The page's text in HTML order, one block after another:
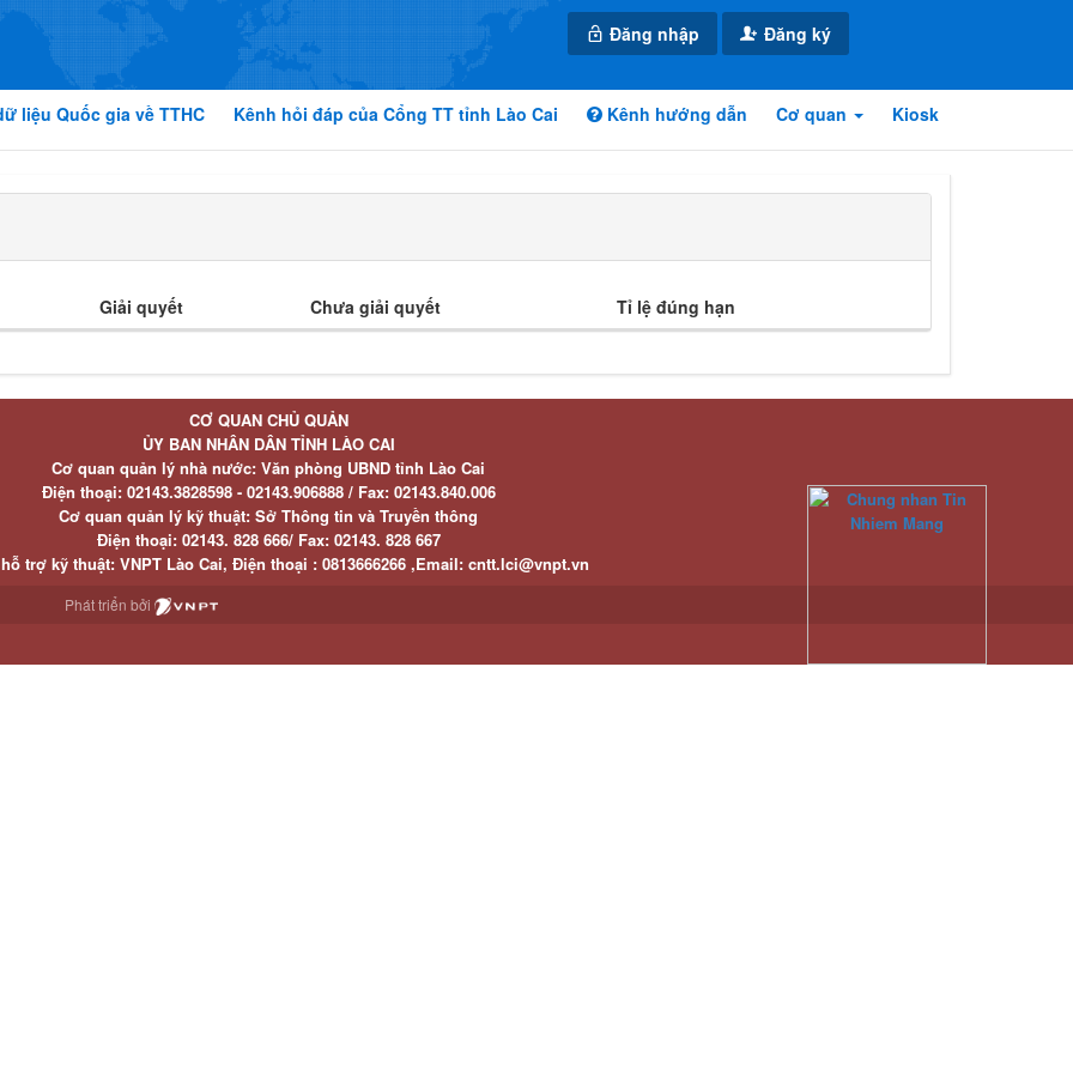
Đăng nhập Đăng ký
liệu Quốc gia về TTHC Kênh hỏi đáp của Cổng TT tỉnh Lào Cai Kênh hướng dẫn Cơ quan Kiosk
Giải quyết Chưa giải quyết Tỉ lệ đúng hạn
CƠ QUAN CHỦ QUẢN
ỦY BAN NHÂN DÂN TỈNH LÀO CAI
Cơ quan quản lý nhà nước: Văn phòng UBND tỉnh Lào Cai
Điện thoại:02143.3828598 - 02143.906888 / Fax:02143.840.006
Cơ quan quản lý kỹ thuật: Sở Thông tin và Truyền thông
Điện thoại:02143. 828 666/ Fax:02143. 828 667
trợ kỹ thuật: VNPT Lào Cai, Điện thoại : 0813666266 ,Email: cntt.lci@vnpt.vn
Phát triển bởi